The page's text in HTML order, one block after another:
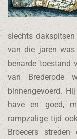
slechts
van die jaren
benarde toestand
van Brederode
binnengevoerd.
have en goed,
rampzalige tijd
Broecers